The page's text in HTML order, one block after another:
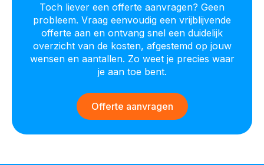
Toch liever een offerte aanvragen? Geen
probleem. Vraag eenvoudig een vrijblijvende
offerte aan en ontvang snel een duidelijk
overzicht van de kosten, afgestemd op jouw
wensen en aantallen. Zo weet je precies waar
je aan toe bent.
Offerte aanvragen